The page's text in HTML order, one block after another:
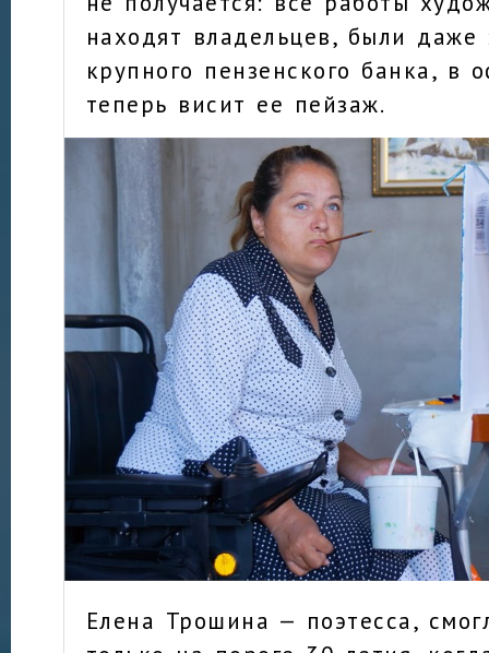
находят владельцев, были даже
крупного пензенского банка, в
теперь висит ее пейзаж.
Елена Трошина — поэтесса,